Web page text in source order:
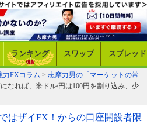
ランキング スワップ スプレッド
力FXコラム > 志摩力男の「マーケットの常
なれば、米ドル/円は100円を割り込み、少
はザイFX！からの口座開設者限